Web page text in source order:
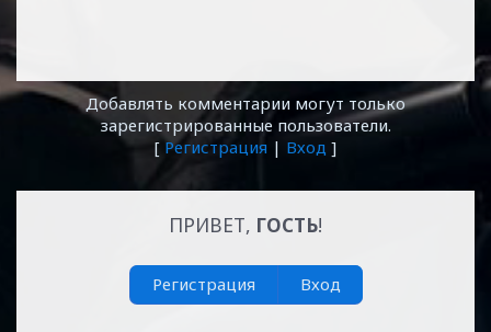
Добавлять комментарии могут только
зарегистрированные пользователи.
[ Регистрация | Вход ]
ПРИВЕТ, ГОСТЬ!
Регистрация Вход